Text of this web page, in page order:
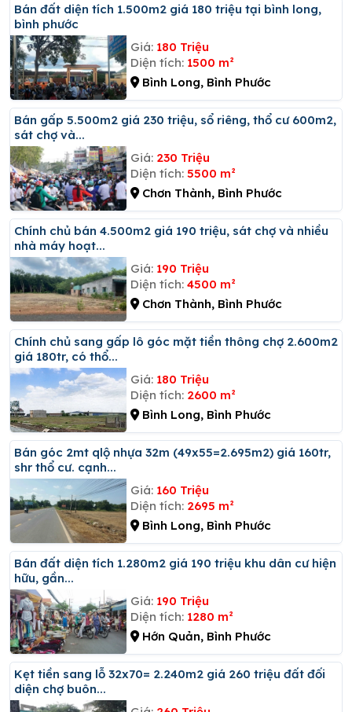
Bán đất diện tích 1.500m2 giá 180 triệu tại bình long,
bình phước
Giá: 180 Triệu
Diện tích: 1500 m²
Bình Long, Bình Phước
Bán gấp 5.500m2 giá 230 triệu, sổ riêng, thổ cư 600m2,
sát chợ và...
Giá: 230 Triệu
Diện tích: 5500 m²
Chơn Thành, Bình Phước
Chính chủ bán 4.500m2 giá 190 triệu, sát chợ và nhiều
nhà máy hoạt...
Giá: 190 Triệu
Diện tích: 4500 m²
Chơn Thành, Bình Phước
Chính chủ sang gấp lô góc mặt tiền thông chợ 2.600m2
giá 180tr, có thổ...
Giá: 180 Triệu
Diện tích: 2600 m²
Bình Long, Bình Phước
Bán góc 2mt qlộ nhựa 32m (49x55=2.695m2) giá 160tr,
shr thổ cư. cạnh...
Giá: 160 Triệu
Diện tích: 2695 m²
Bình Long, Bình Phước
Bán đất diện tích 1.280m2 giá 190 triệu khu dân cư hiện
hữu, gần...
Giá: 190 Triệu
Diện tích: 1280 m²
Hớn Quản, Bình Phước
Kẹt tiền sang lỗ 32x70= 2.240m2 giá 260 triệu đất đối
diện chợ buôn...